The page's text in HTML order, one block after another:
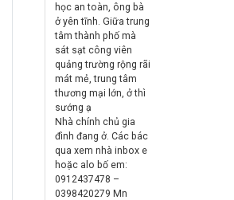
học an toàn, ông bà
ở yên tĩnh. Giữa trung
tâm thành phố mà
sát sạt công viên
quảng trường rộng rãi
mát mẻ, trung tâm
thương mại lớn, ở thì
sướng ạ
Nhà chính chủ gia
đình đang ở. Các bác
qua xem nhà inbox e
hoặc alo bố em:
0912437478 –
0398420279 Mn